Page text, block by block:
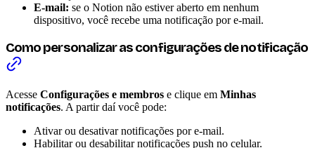
E-mail: se o Notion não estiver aberto em nenhum
dispositivo, você recebe uma notificação por e-mail.
Como personalizar as configurações de notificação
Acesse Configurações e membros e clique em Minhas
notificações. A partir daí você pode:
Ativar ou desativar notificações por e-mail.
Habilitar ou desabilitar notificações push no celular.